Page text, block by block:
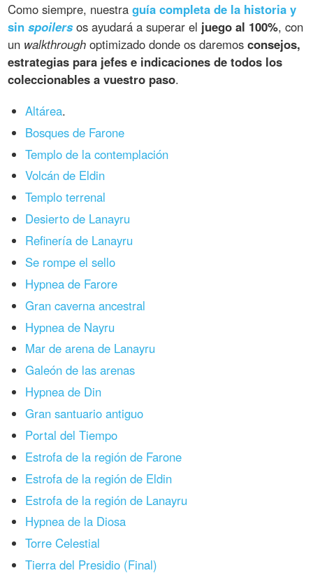
Como siempre, nuestraguía completa de la historia y
sinspoilersos ayudará a superar el juego al 100%, con
un walkthrough optimizado donde os daremosconsejos,
estrategias para jefes e indicaciones de todos los
coleccionables a vuestro paso.
Altárea.
Bosques de Farone
Templo de la contemplación
Volcán de Eldin
Templo terrenal
Desierto de Lanayru
Refinería de Lanayru
Se rompe el sello
Hypnea de Farore
Gran caverna ancestral
Hypnea de Nayru
Mar de arena de Lanayru
Galeón de las arenas
Hypnea de Din
Gran santuario antiguo
Portal del Tiempo
Estrofa de la región de Farone
Estrofa de la región de Eldin
Estrofa de la región de Lanayru
Hypnea de la Diosa
Torre Celestial
Tierra del Presidio (Final)